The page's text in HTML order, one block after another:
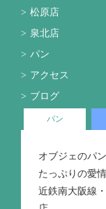
松原店
泉北店
パン
アクセス
ブログ
パン
オブジェのパ
たっぷりの愛
近鉄南大阪線